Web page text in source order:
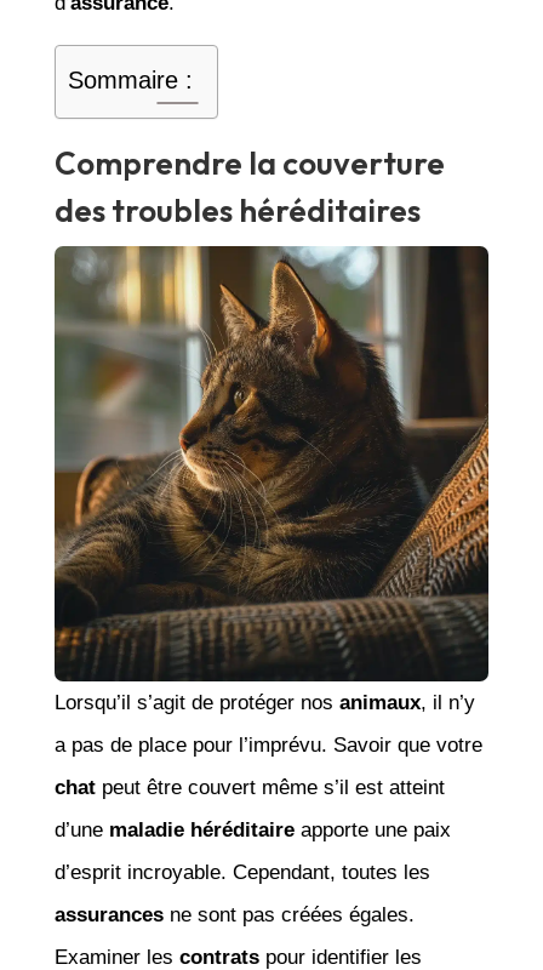
Sommaire :
Comprendre la couverture
des troubles héréditaires
Lorsqu’il s’agit de protéger nos animaux, il n’y
a pas de place pour l’imprévu. Savoir que votre
chatpeut être couvert même s’il est atteint
d’une maladie héréditaireapporte une paix
d’esprit incroyable. Cependant, toutes les
assurancesne sont pas créées égales.
Examiner les contratspour identifier les